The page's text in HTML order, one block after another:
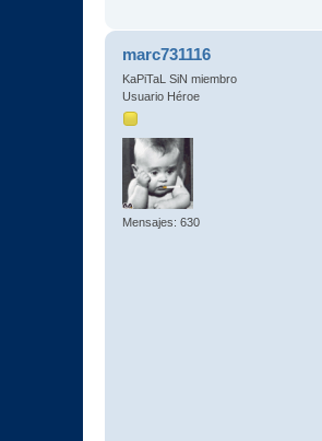
marc731116
KaPiTaL SiN miembro
Usuario Héroe
Mensajes: 630